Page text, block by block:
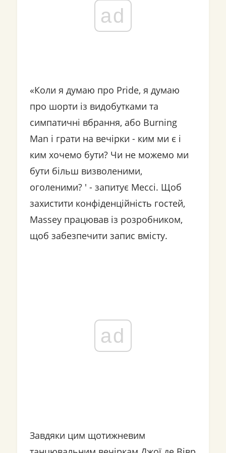
ad
«Коли я думаю про Pride, я думаю
про шорти із видобутками та
симпатичні вбрання, або Burning
Man і грати на вечірки - ким ми є і
ким хочемо бути? Чи не можемо ми
бути більш визволеними,
оголеними? ' - запитує Мессі. Щоб
захистити конфіденційність гостей,
Massey працював із розробником,
щоб забезпечити запис вмісту.
ad
Завдяки цим щотижневим